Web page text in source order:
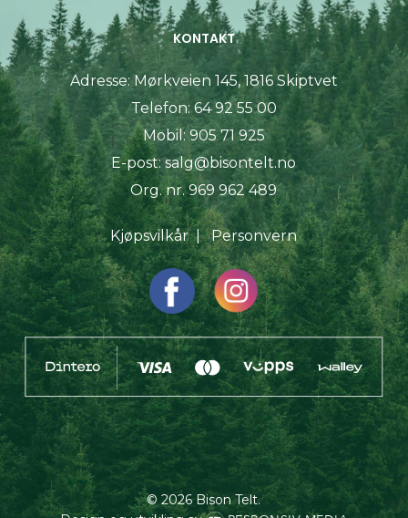
KONTAKT
Adresse:Mørkveien 145, 1816 Skiptvet
Telefon:64 92 55 00
Mobil:905 71 925
E-post:salg@bisontelt.no
Org. nr. 969 962 489
Kjøpsvilkår|Personvern
© 2026 Bison Telt.